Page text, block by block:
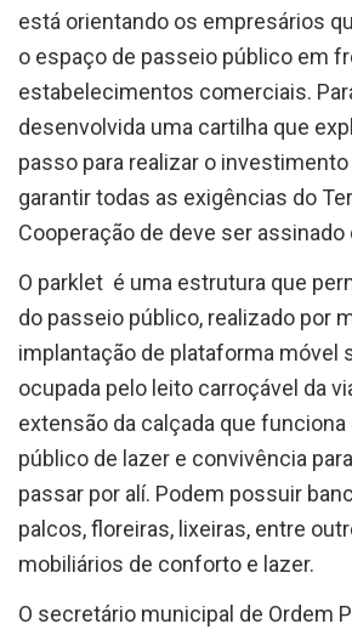
está orientando os empresários
o espaço de passeio público em
estabelecimentos comerciais.
desenvolvida uma cartilha que
passo para realizar o investimento
garantir todas as exigências do
Cooperação de deve ser
O parklet é uma estrutura que
do passeio público, realizado por
implantação de plataforma móvel
ocupada pelo leito carroçável da
extensão da calçada que
público de lazer e convivência
passar por alí. Podem possuir
palcos, floreiras, lixeiras, entre
mobiliários de conforto e lazer.
O secretário municipal de Ordem